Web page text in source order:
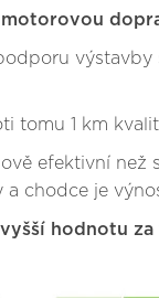
tomu 1 km
efektivní
chodce je
hodnotu